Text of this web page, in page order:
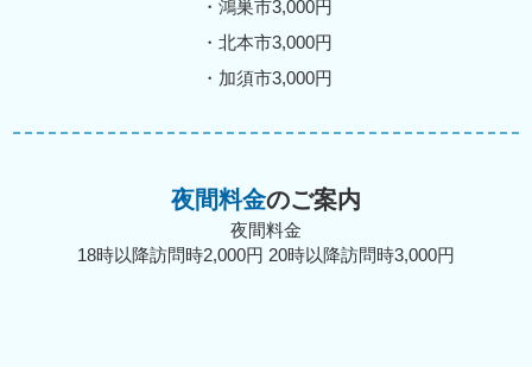
・鴻巣市3,000円
・北本市3,000円
・加須市3,000円
夜間料金のご案内
夜間料金
18時以降訪問時2,000円 20時以降訪問時3,000円